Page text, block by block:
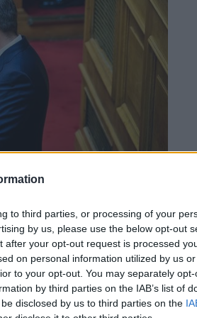
to third parties, or processing of your
by us, please use the below opt-out
after your opt-out request is processed
on personal information utilized by us
to your opt-out. You may separately
by third parties on the IAB’s list of
disclosed by us to third parties on the
αντιπολίτευσης
να ρίχνουν